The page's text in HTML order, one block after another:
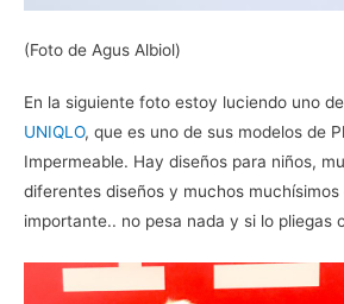
(Foto de Agus Albiol)
En la siguiente foto estoy luciendo uno
UNIQLO, que es uno de sus modelos de
Impermeable. Hay diseños para niños,
diferentes diseños y muchos muchísimos
importante.. no pesa nada y si lo pliegas